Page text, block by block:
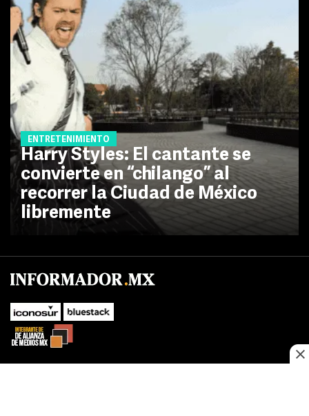
ENTRETENIMIENTO
Harry Styles: El cantante se
convierte en “chilango” al
recorrer la Ciudad de México
libremente